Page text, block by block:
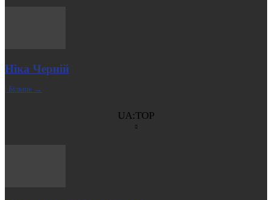
Ніка Черній
| Більше →
UA:TOP